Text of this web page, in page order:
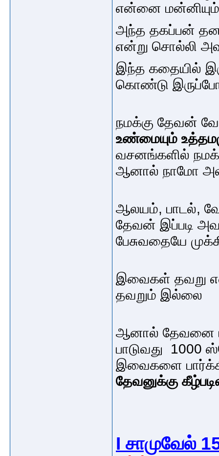
என்னை
அந்த தகப்பன்
என்று சொல்லி
இந்த கதையில்
கொண்டு
நமக்கு தேவன்
உண்மையும்
வசனங்களில்
ஆனால் நாமோ
ஆலயம், பாடல்,
தேவன் இப்படி
பேசுவதையே
இவைகள் தவறு
தவறும் இல்லை
ஆனால் தேவனை
பாடுவது 1000
இவைகளை
தேவனுக்கு
I சாமுவேல்